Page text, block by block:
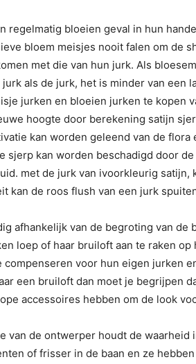
regelmatig bloeien geval in hun
bloem meisjes nooit falen om de
met die van hun jurk. Als
als de jurk, het is minder van een
jurken en bloeien jurken te kopen
hoogte door berekening satijn
kan worden geleend van de
sjerp kan worden beschadigd door
met de jurk van ivoorkleurig
kan de roos flush van een jurk
afhankelijk van de begroting van
loep of haar bruiloft aan te raken
compenseren voor hun eigen jurken
een bruiloft dan moet je begrijpen
accessoires hebben om de look
van de ontwerper houdt de
of frisser in de baan en ze